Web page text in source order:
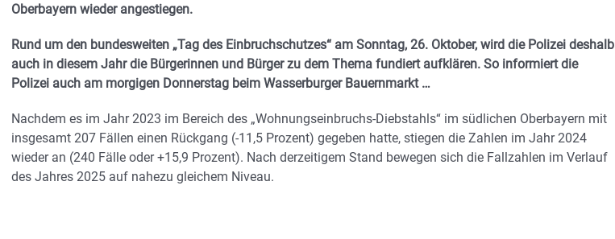
Oberbayern wieder angestiegen.
Rund um den bundesweiten „Tag des Einbruchschutzes“ am Sonntag, 26. Oktober, wird die Polizei deshalb
auch in diesem Jahr die Bürgerinnen und Bürger zu dem Thema fundiert aufklären. So informiert die
Polizei auch am morgigen Donnerstag beim Wasserburger Bauernmarkt …
Nachdem es im Jahr 2023 im Bereich des „Wohnungseinbruchs-Diebstahls“ im südlichen Oberbayern mit
insgesamt 207 Fällen einen Rückgang (-11,5 Prozent) gegeben hatte, stiegen die Zahlen im Jahr 2024
wieder an (240 Fälle oder +15,9 Prozent). Nach derzeitigem Stand bewegen sich die Fallzahlen im Verlauf
des Jahres 2025 auf nahezu gleichem Niveau.